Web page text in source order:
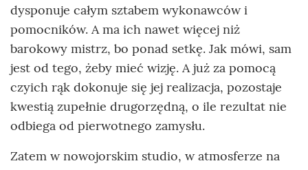
dysponuje całym sztabem wykonawców i
pomocników. A ma ich nawet więcej niż
barokowy mistrz, bo ponad setkę. Jak mówi, sam
jest od tego, żeby mieć wizję. A już za pomocą
czyich rąk dokonuje się jej realizacja, pozostaje
kwestią zupełnie drugorzędną, o ile rezultat nie
odbiega od pierwotnego zamysłu.
Zatem w nowojorskim studio, w atmosferze na